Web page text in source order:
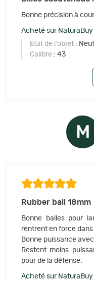
Bonne précision à
Acheté sur
Etat de l'objet : Neuf
Calibre : 43
M
Rubber ball 18mm
Bonne balles pour
rentrent en force dans
Bonne puissance
Restent moins
pour de la défense.
Acheté sur